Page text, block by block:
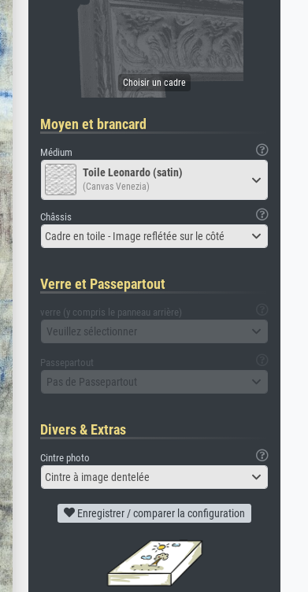
Moyen et brancard
Médium
Toile Leonardo (satin)
(Canvas Venezia)
Châssis
Cadre en toile - Image reflétée sur le côté
Verre et Passepartout
verre (y compris le panneau arrière)
Veuillez sélectionner
Passepartout
Pas de Passepartout
Divers & Extras
Cintre photo
Cintre à image dentelée
Enregistrer / comparer la configuration